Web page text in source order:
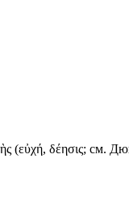
(εὐχή, δέησις; см.